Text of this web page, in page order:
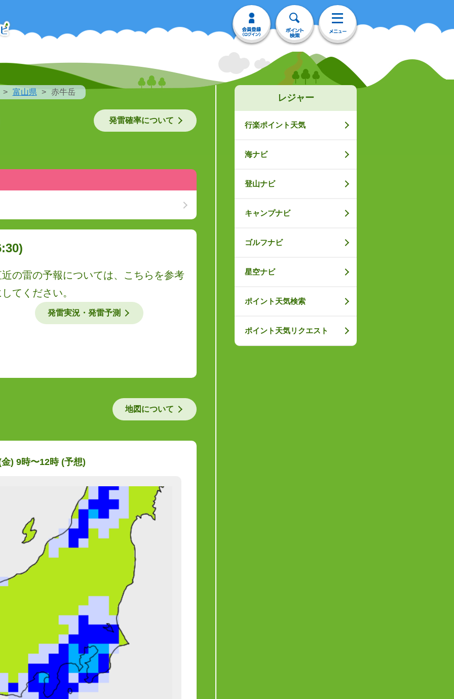
富山県 赤牛岳
発雷確率について
近の雷の予報については、こちらを参考
てください。
発雷実況・発雷予測
地図について
) 9時〜12時 (予想)
レジャー
行楽ポイント天気
海ナビ
登山ナビ
キャンプナビ
ゴルフナビ
星空ナビ
ポイント天気検索
ポイント天気リクエスト